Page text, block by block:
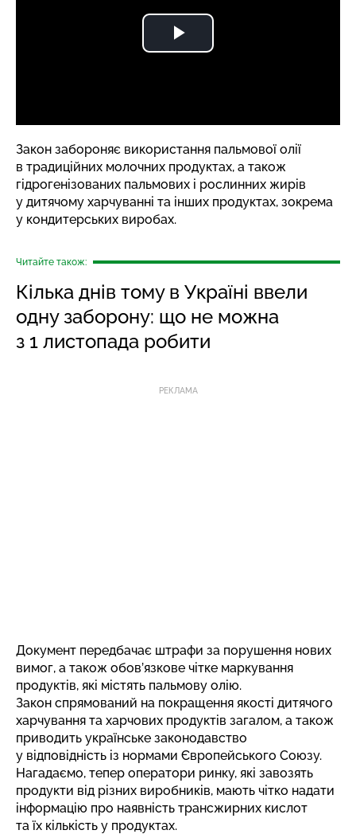
Закон забороняє використання пальмової олії
в традиційних молочних продуктах, а також
гідрогенізованих пальмових і рослинних жирів
у дитячому харчуванні та інших продуктах, зокрема
у кондитерських виробах.
Читайте також:
Кілька днів тому в Україні ввели
одну заборону: що не можна
з 1 листопада робити
РЕКЛАМА
Документ передбачає штрафи за порушення нових
вимог, а також обов’язкове чітке маркування
продуктів, які містять пальмову олію.
Закон спрямований на покращення якості дитячого
харчування та харчових продуктів загалом, а також
приводить українське законодавство
у відповідність із нормами Європейського Союзу.
Нагадаємо, тепер оператори ринку, які завозять
продукти від різних виробників, мають чітко надати
інформацію про наявність трансжирних кислот
та їх кількість у продуктах.